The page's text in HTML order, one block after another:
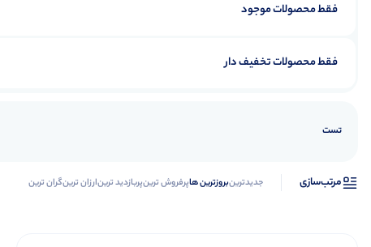
فقط محصولات موجود
فقط محصولات تخفیف دار
تست
مرتب‌سازی جدیدترینبروزترین هاپرفروش ترینپربازدید ترینارزان ترینگران ترین